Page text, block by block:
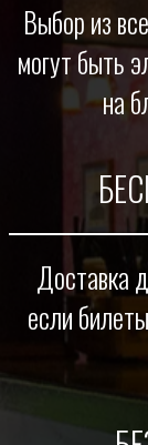
Выбор из
могут быть
на
Доставка
если